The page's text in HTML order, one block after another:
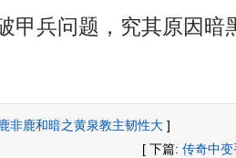
甲兵问题，究其原因暗
非鹿和暗之黄泉教主韧性大 ]
[ 下篇: 传奇中